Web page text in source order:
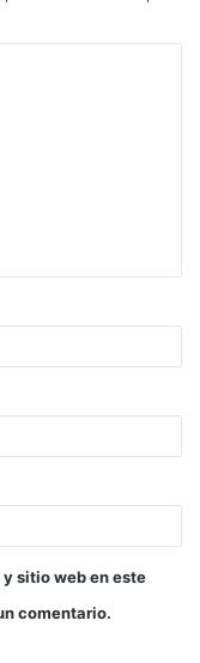
sitio web en este
comentario.